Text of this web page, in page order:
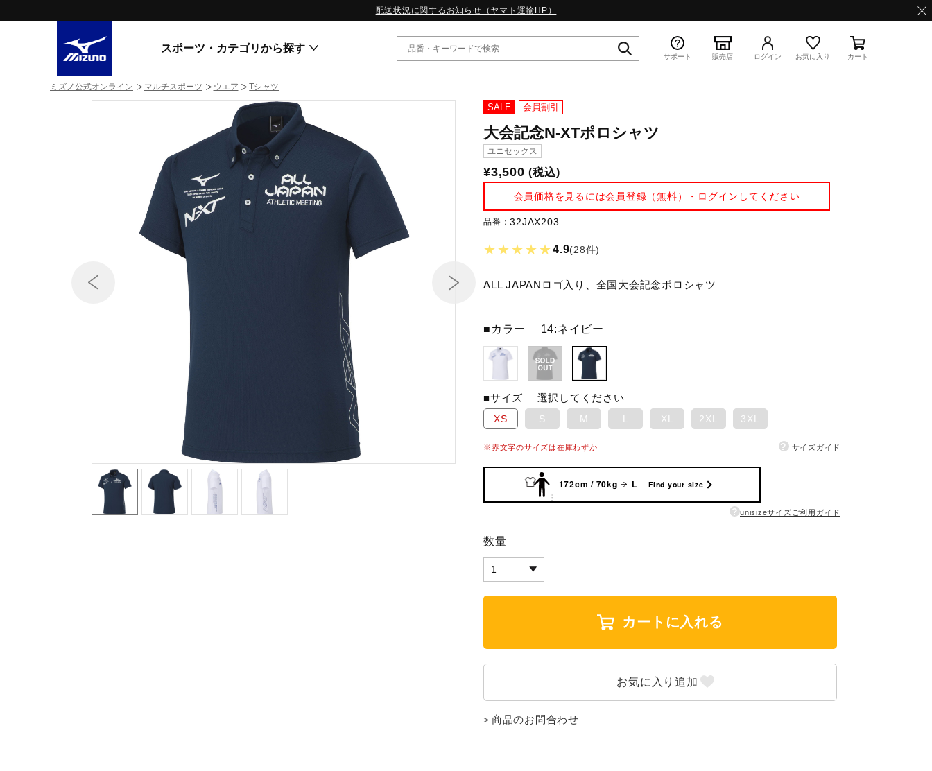
配送状況に関するお知らせ（ヤマト運輸HP）
スポーツ・カテゴリから探す
スニーカー
ウィンタースポーツ
スニーカー
すべてのシリーズ
WAVE PROPHECY
MORELIA LS
WAVE RIDER
MXR
ゴアテックス
WP13.2｜特集
MORELIA LS｜特集
W.PROPHECY1｜特集
WP MAGIC MITA｜特集
WP STRAP｜特集
スペシャルカラーパック｜特集
マーガレット・ハウエル｜特集
KICKS & ECHO｜特集
スニーカー商品をすべて見る
サポート 販売店 ログイン お気に入り カート
ミズノ公式オンライン マルチスポーツ ウエア Tシャツ
SALE 会員割引
大会記念N-XTポロシャツ
ユニセックス
¥3,500 (税込)
会員価格を見るには会員登録（無料）・ログインしてください
品番：32JAX203
★★★★★4.9(28件)
ALL JAPANロゴ入り、全国大会記念ポロシャツ
■カラー 14:ネイビー
■サイズ 選択してください
XS S M L XL 2XL 3XL
※赤文字のサイズは在庫わずか ? サイズガイド
172cm / 70kg L Find your size
? unisizeサイズご利用ガイド
数量
カートに入れる
商品のお問合わせ